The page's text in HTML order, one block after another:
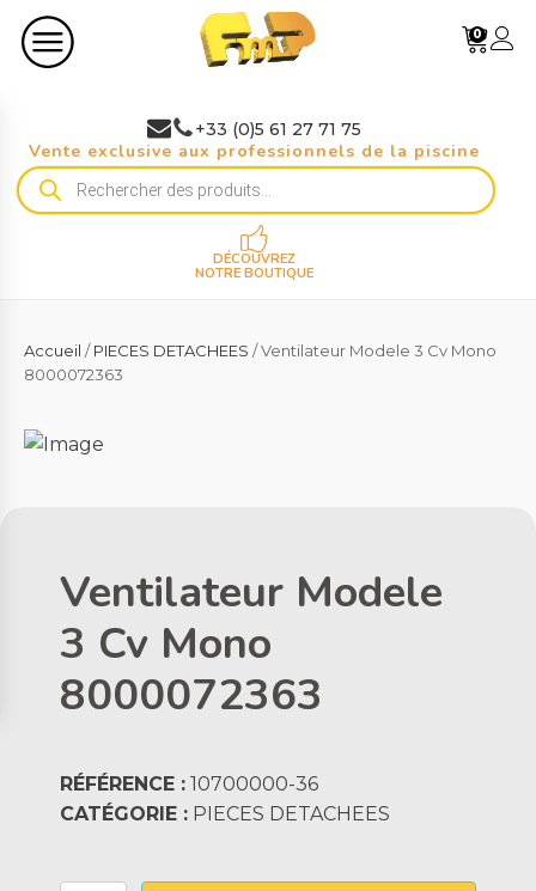
0
+33 (0)5 61 27 71 75
Vente exclusive aux professionnels de la piscine
Recherche
de
DÉCOUVREZ
NOTRE BOUTIQUE
Accueil /PIECES DETACHEES / Ventilateur Modele 3 Cv Mono
8000072363
Ventilateur Modele
3 Cv Mono
8000072363
RÉFÉRENCE : 10700000-36
CATÉGORIE : PIECES DETACHEES